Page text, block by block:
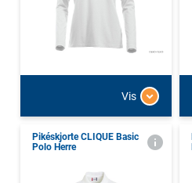
Vis
Pikéskjorte CLIQUE Basic
Polo Herre